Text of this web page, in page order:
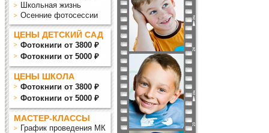
Школьная жизнь
Осенние фотосессии
ЦЕНЫ ДЕТСКИЙ САД
Фотокниги от 3800 ₽
Фотокниги от 5000 ₽
ЦЕНЫ ШКОЛА
Фотокниги от 3800 ₽
Фотокниги от 5000 ₽
МАСТЕР-КЛАССЫ
График проведения МК